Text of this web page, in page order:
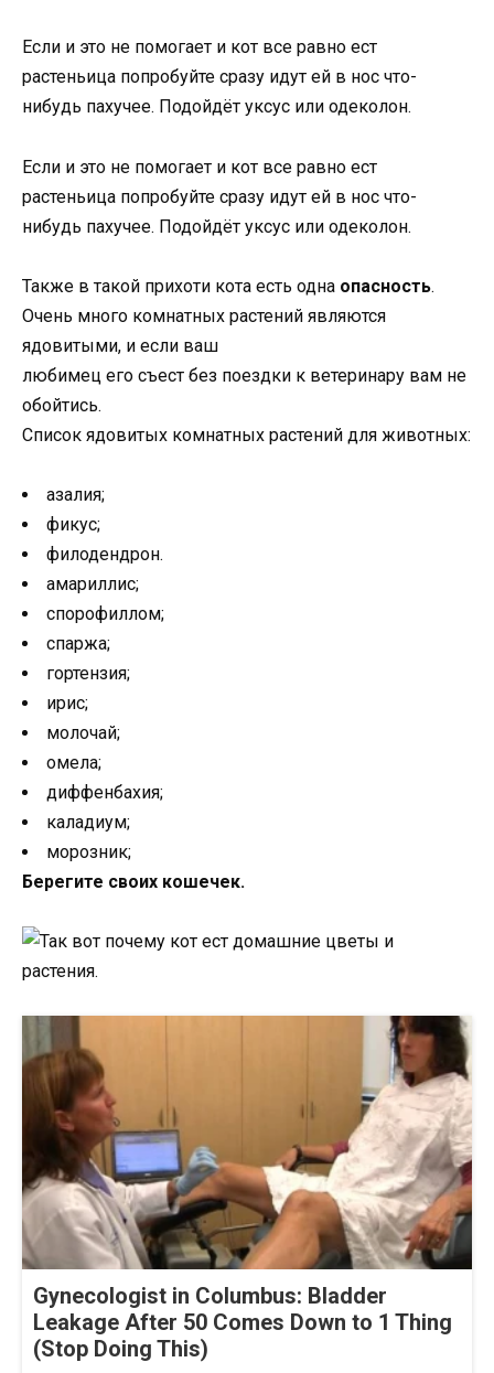
Если и это не помогает и кот все равно ест
растеньица попробуйте сразу идут ей в нос что-
нибудь пахучее. Подойдёт уксус или одеколон.
Если и это не помогает и кот все равно ест
растеньица попробуйте сразу идут ей в нос что-
нибудь пахучее. Подойдёт уксус или одеколон.
Также в такой прихоти кота есть одна опасность.
Очень много комнатных растений являются
ядовитыми, и если ваш
любимец его съест без поездки к ветеринару вам не
обойтись.
Список ядовитых комнатных растений для животных:
азалия;
фикус;
филодендрон.
амариллис;
спорофиллом;
спаржа;
гортензия;
ирис;
молочай;
омела;
диффенбахия;
каладиум;
морозник;
Берегите своих кошечек.
Gynecologist in Columbus: Bladder
Leakage After 50 Comes Down to 1 Thing
(Stop Doing This)